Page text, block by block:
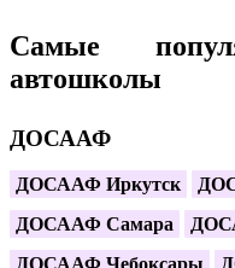
Самые
автошколы
ДОСААФ
ДОСААФ Иркутск
ДОСААФ Самара
ДОСААФ Чебоксары